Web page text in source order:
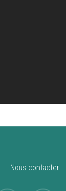
Nous contacter